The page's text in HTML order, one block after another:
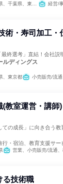
、東京都、神奈川県 経営/事業企画、営業、小
術・寿司加工・
終選考」直結！会社説
ルディングス
、東京都 小売販売/流
(教室運営・講
ての成長」に向き合う教
・宿泊、教育支援サー
営業、小売販売/流通、教育/保育
る技術職